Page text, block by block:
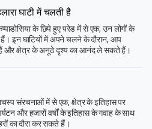
घाटी में चलती है
के छिपे हुए परेड में से एक, उन लोगों के
हैं। इन घाटियों में अपने चलने के दौरान, आप
हैं और क्षेत्र के अनूठे दृश्य का आनंद ले सकते हैं।
संरचनाओं में से एक, क्षेत्र के इतिहास पर
और हजारों वर्षों के इतिहास के गवाह के साथ
का दौरा कर सकते हैं।